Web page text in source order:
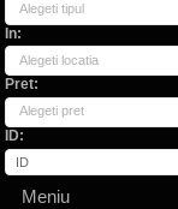
Alegeti tipul
In:
Alegeti locatia
Pret:
Alegeti pret
ID:
Meniu